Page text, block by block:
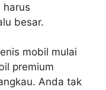
harus
besar.
mobil mulai
premium
Anda tak